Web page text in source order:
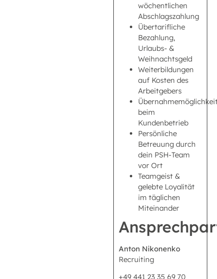
wöchentlichen
Abschlagszahlung
Übertarifliche
Bezahlung,
Urlaubs- &
Weihnachtsgeld
Weiterbildungen
auf Kosten des
Arbeitgebers
beim
Kundenbetrieb
Persönliche
Betreuung durch
dein PSH-Team
vor Ort
Teamgeist &
gelebte Loyalität
im täglichen
Miteinander
Anton Nikonenko
Recruiting
+49 441 23 35 69 70